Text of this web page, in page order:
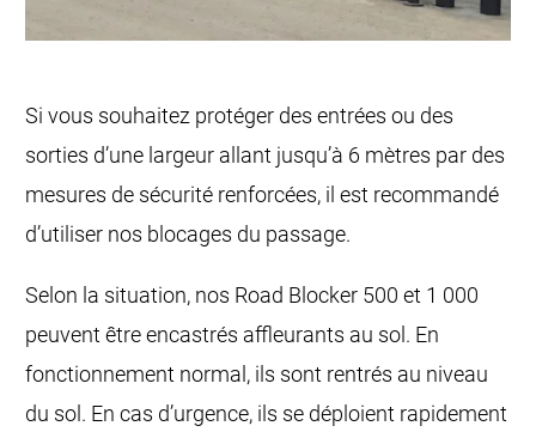
Si vous souhaitez protéger des entrées ou des
sorties d’une largeur allant jusqu’à 6 mètres par des
mesures de sécurité renforcées, il est recommandé
d’utiliser nos blocages du passage.
Selon la situation, nos Road Blocker 500 et 1 000
peuvent être encastrés affleurants au sol. En
fonctionnement normal, ils sont rentrés au niveau
du sol. En cas d’urgence, ils se déploient rapidement